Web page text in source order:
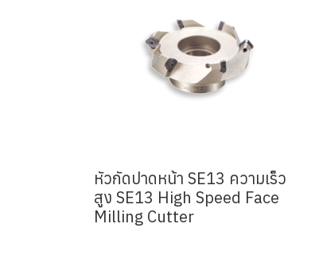
หัวกัดปาดหน้า SE13 ความเร็ว
สูง SE13 High Speed Face
Milling Cutter